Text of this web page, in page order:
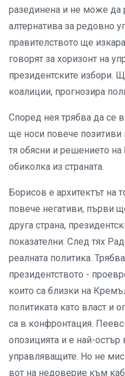
разединена и не може да
алтернатива за редовно
правителството ще
говорят за хоризонт на
президентските избори.
коалиции, прогнозира
Според нея трябва да се
ще носи повече позитиви
тя обясни и решението
обиколка из страната.
Борисов е архитектът на
повече негативи, първи
друга страна,
показателни. След тях
реалната политика.
президентството -
които са близки на
политиката като власт и
са в конфронтация.
опозицията и е най-остър
управляващите. Но не
вот на недоверие към